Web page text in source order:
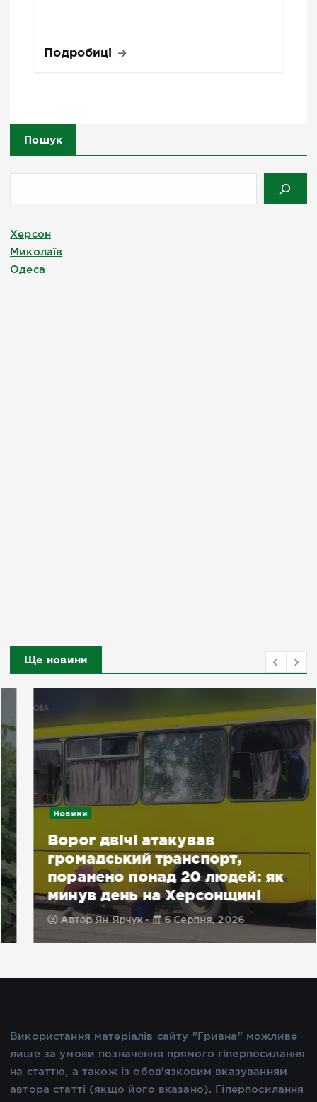
Подробиці
Пошук
Херсон
Миколаїв
Одеса
Ще новини
Новини
Ворог двічі атакував
громадський транспорт,
поранено понад 20 людей: як
минув день на Херсонщині
АвторЯн Ярчук 6 Серпня, 2026
Використання матеріалів сайту "Гривна" можливе
лише за умови позначення прямого гіперпосилання
на статтю, а також із обов'язковим вказуванням
автора статті (якщо його вказано). Гіперпосилання